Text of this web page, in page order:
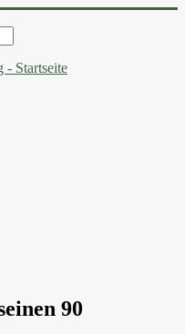
- Startseite
90